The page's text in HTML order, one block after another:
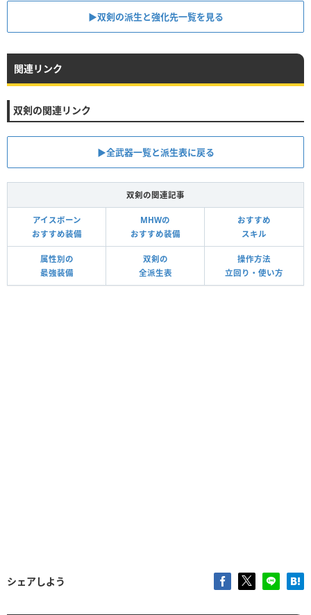
▶双剣の派生と強化先一覧を見る
関連リンク
双剣の関連リンク
▶全武器一覧と派生表に戻る
双剣の関連記事
アイスボーン
おすすめ装備
MHWの
おすすめ装備
おすすめ
スキル
属性別の
最強装備
双剣の
全派生表
操作方法
立回り・使い方
シェアしよう